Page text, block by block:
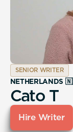
SENIOR WRITER
NETHERLANDS
Cato T
Hire Writer